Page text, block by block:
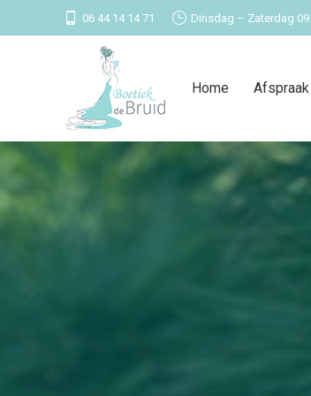
06 44 14 14 71 Dinsdag – Zaterdag
Home